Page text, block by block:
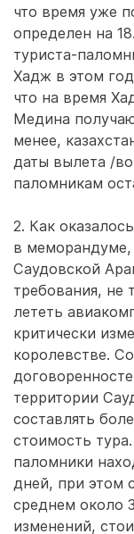
что время уже
определен на
туриста-
Хадж в этом
что на время
Медина
менее,
даты вылета /
паломникам
2. Как
в
Саудовской
требования, не
лететь
критически
королевстве.
территории
составлять
стоимость
паломники
дней, при этом
среднем около
изменений,